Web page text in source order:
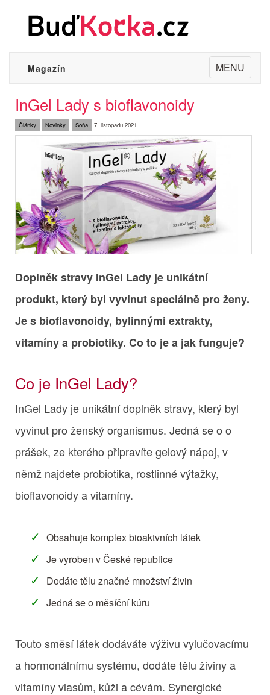
Toggle
navigation
MENU
Magazín
InGel Lady s bioflavonoidy
Články Novinky Soňa 7. listopadu 2021
Doplněk stravy InGel Lady je unikátní
produkt, který byl vyvinut speciálně pro ženy.
Je s bioflavonoidy, bylinnými extrakty,
vitamíny a probiotiky. Co to je a jak funguje?
Co je InGel Lady?
InGel Lady je unikátní doplněk stravy, který byl
vyvinut pro ženský organismus. Jedná se o o
prášek, ze kterého připravíte gelový nápoj, v
němž najdete probiotika, rostlinné výtažky,
bioflavonoidy a vitamíny.
Obsahuje komplex bioaktvních látek
Je vyroben v České republice
Dodáte tělu značné množství živin
Jedná se o měsíční kúru
Touto směsí látek dodáváte výživu vylučovacímu
a hormonálnímu systému, dodáte tělu živiny a
vitamíny vlasům, kůži a cévám. Synergické